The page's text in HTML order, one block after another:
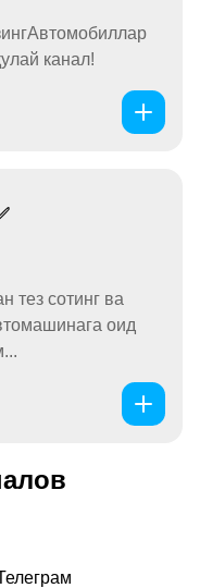
канал!
тез сотинг ва
оид